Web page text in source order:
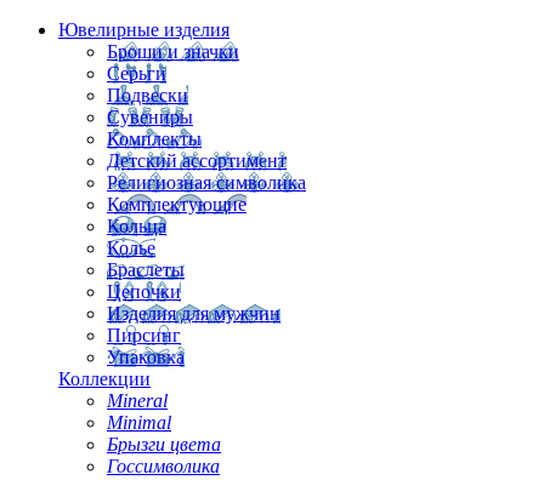
Ювелирные изделия
Броши и значки
Серьги
Подвески
Сувениры
Комплекты
Детский ассортимент
Религиозная символика
Комплектующие
Кольца
Колье
Браслеты
Цепочки
Изделия для мужчин
Пирсинг
Упаковка
Коллекции
Mineral
Minimal
Брызги цвета
Госсимволика